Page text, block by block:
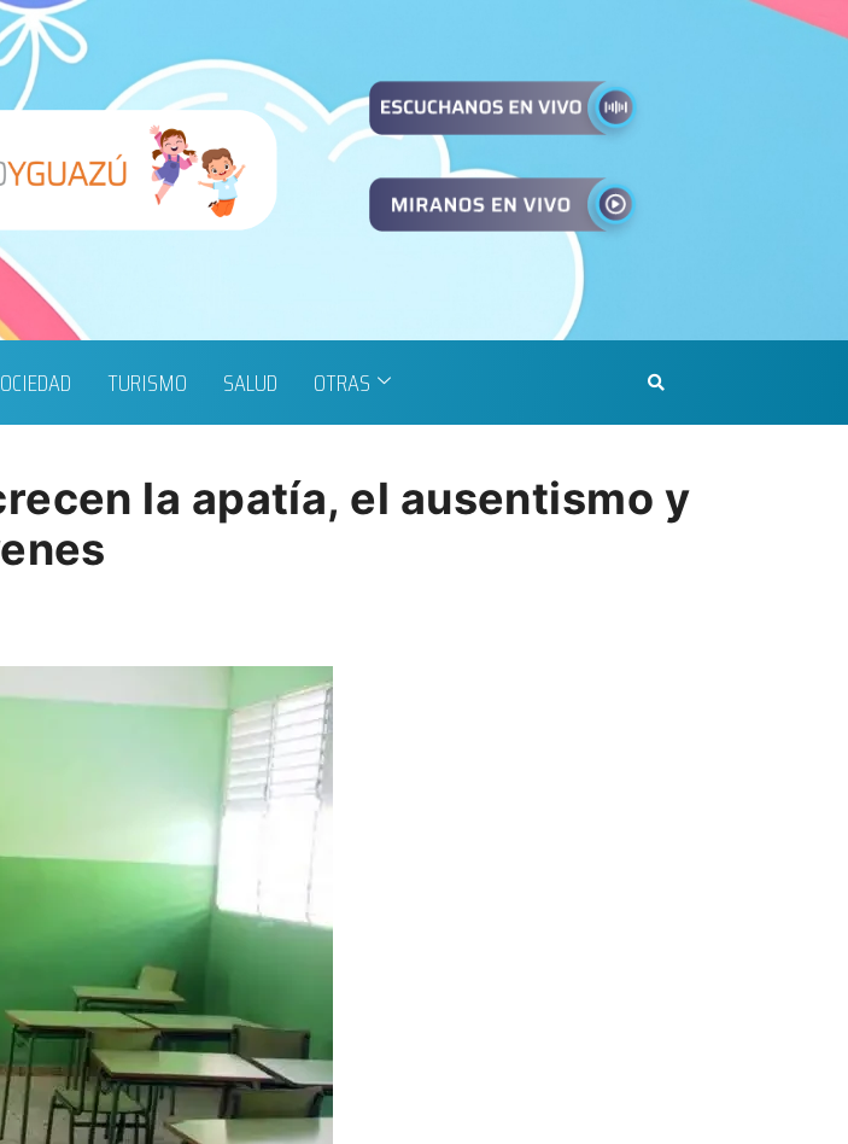
TURISMO SALUD OTRAS
la apatía, el ausentismo y